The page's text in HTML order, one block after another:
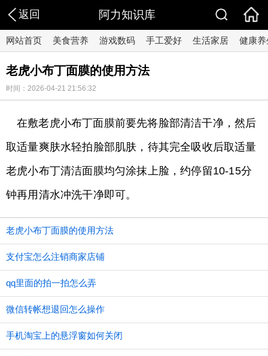
返回 阿力知识库
网站首页 美食营养 游戏数码 手工爱好 生活家居 健康养
老虎小布丁面膜的使用方法
时间：2026-04-21 21:56:32
​在敷老虎小布丁面膜前要先将脸部清洁干净，然后
取适量爽肤水轻拍脸部肌肤，待其完全吸收后取适量
老虎小布丁清洁面膜均匀涂抹上脸，约停留10-15分
钟再用清水冲洗干净即可。
老虎小布丁面膜的使用方法
支付宝怎么注销商家店铺
qq里面的拍一拍怎么弄
微信转帐想退回怎么操作
手机淘宝上的悬浮窗如何关闭